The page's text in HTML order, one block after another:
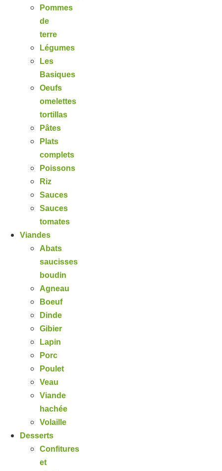
Pommes
de
terre
Légumes
Les
Basiques
Oeufs
omelettes
tortillas
Pâtes
Plats
complets
Poissons
Riz
Sauces
Sauces
tomates
Viandes
Abats
saucisses
boudin
Agneau
Boeuf
Dinde
Gibier
Lapin
Porc
Poulet
Veau
Viande
hachée
Volaille
Desserts
Confitures
et